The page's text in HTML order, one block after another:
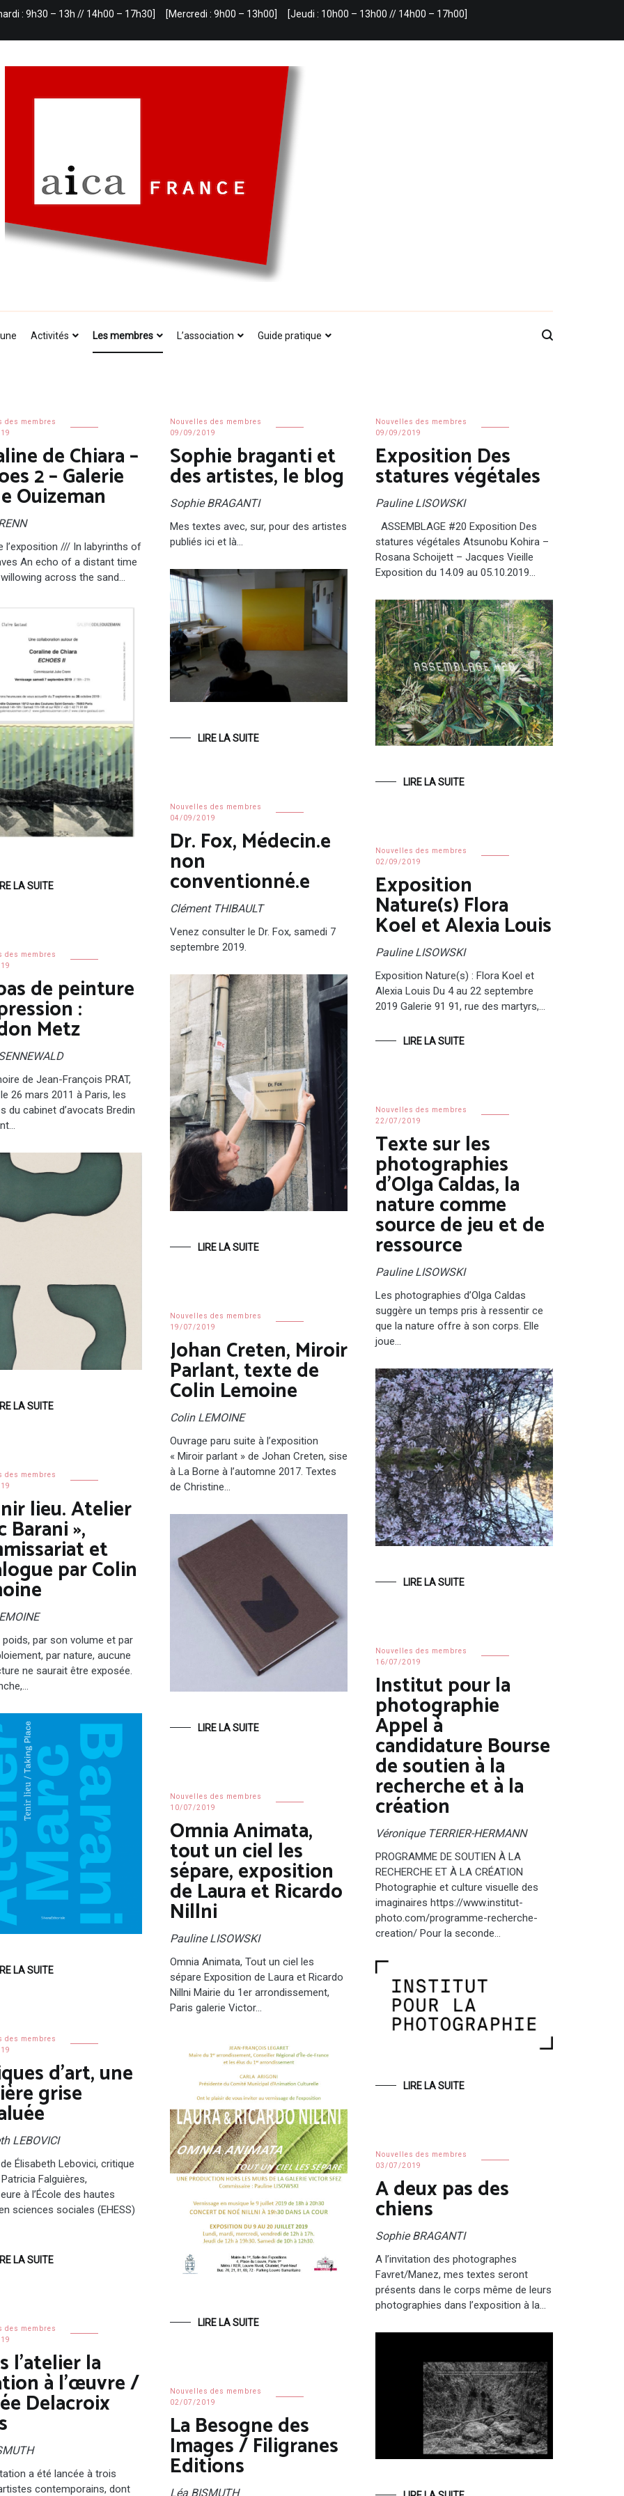
: 9h30 – 13h // 14h00 – 17h30] [Mercredi : 9h00 – 13h00] [Jeudi : 10h00 – 13h00 // 14h00 – 17h00]
Activités Les membres L’association Guide pratique
des membres
de Chiara –
2 – Galerie
Ouizeman
l’exposition /// In labyrinths of
An echo of a distant time
across the sand…
LA SUITE
Nouvelles des membres
09/09/2019
Sophie braganti et
des artistes, le blog
Sophie BRAGANTI
Mes textes avec, sur, pour des artistes
publiés ici et là…
LIRE LA SUITE
Nouvelles des membres
09/09/2019
Exposition Des
statures végétales
Pauline LISOWSKI
ASSEMBLAGE #20 Exposition Des
statures végétales Atsunobu Kohira –
Rosana Schoijett – Jacques Vieille
Exposition du 14.09 au 05.10.2019…
LIRE LA SUITE
Nouvelles des membres
04/09/2019
Dr. Fox, Médecin.e
non
conventionné.e
Clément THIBAULT
Venez consulter le Dr. Fox, samedi 7
septembre 2019.
LIRE LA SUITE
Nouvelles des membres
02/09/2019
Exposition
Nature(s) Flora
Koel et Alexia Louis
Pauline LISOWSKI
Exposition Nature(s) : Flora Koel et
Alexia Louis Du 4 au 22 septembre
2019 Galerie 91 91, rue des martyrs,…
LIRE LA SUITE
des membres
de peinture
:
Metz
de Jean-François PRAT,
26 mars 2011 à Paris, les
du cabinet d’avocats Bredin
LA SUITE
Nouvelles des membres
22/07/2019
Texte sur les
photographies
d’Olga Caldas, la
nature comme
source de jeu et de
ressource
Pauline LISOWSKI
Les photographies d’Olga Caldas
suggère un temps pris à ressentir ce
que la nature offre à son corps. Elle
joue…
LIRE LA SUITE
Nouvelles des membres
19/07/2019
Johan Creten, Miroir
Parlant, texte de
Colin Lemoine
Colin LEMOINE
Ouvrage paru suite à l’exposition
« Miroir parlant » de Johan Creten, sise
à La Borne à l’automne 2017. Textes
de Christine…
LIRE LA SUITE
des membres
lieu. Atelier
Barani »,
et
par Colin
poids, par son volume et par
par nature, aucune
ne saurait être exposée.
LA SUITE
Nouvelles des membres
16/07/2019
Institut pour la
photographie
Appel à
candidature Bourse
de soutien à la
recherche et à la
création
Véronique TERRIER-HERMANN
PROGRAMME DE SOUTIEN À LA
RECHERCHE ET À LA CRÉATION
Photographie et culture visuelle des
imaginaires https://www.institut-
photo.com/programme-recherche-
creation/ Pour la seconde…
LIRE LA SUITE
Nouvelles des membres
10/07/2019
Omnia Animata,
tout un ciel les
sépare, exposition
de Laura et Ricardo
Nillni
Pauline LISOWSKI
Omnia Animata, Tout un ciel les
sépare Exposition de Laura et Ricardo
Nillni Mairie du 1er arrondissement,
Paris galerie Victor…
LIRE LA SUITE
des membres
d’art, une
grise
LEBOVICI
Élisabeth Lebovici, critique
Patricia Falguières,
à l’École des hautes
sciences sociales (EHESS)
LA SUITE
Nouvelles des membres
03/07/2019
A deux pas des
chiens
Sophie BRAGANTI
A l’invitation des photographes
Favret/Manez, mes textes seront
présents dans le corps même de leurs
photographies dans l’exposition à la…
des membres
l’atelier la
à l’œuvre /
Delacroix
a été lancée à trois
contemporains, dont
Nouvelles des membres
02/07/2019
La Besogne des
Images / Filigranes
Editions
Léa BISMUTH